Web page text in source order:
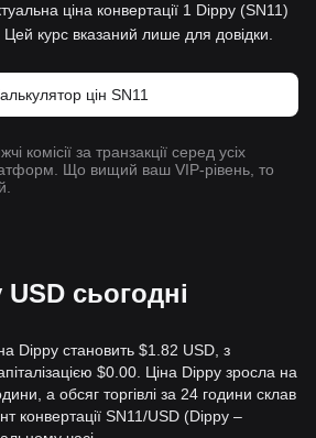
ціна конвертації 1 Dippy (SN11)
курс вказаний лише для довідки.
цін SN11
комісії за транзакції серед усіх
Що вищий ваш VIP-рівень, то
сьогодні
Dippy становить $1.82 USD, з
$0.00. Ціна Dippy зросла на
а обсяг торгівлі за 24 години склав
конвертації SN11/USD (Dippy –